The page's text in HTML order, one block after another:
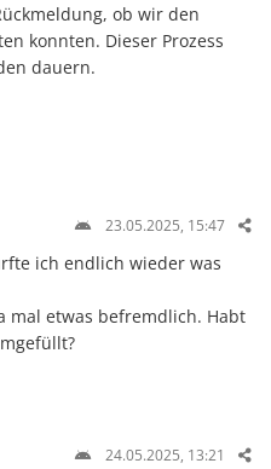
ob wir den
konnten. Dieser Prozess
dauern.
23.05.2025, 15:47
ich endlich wieder was
mal etwas befremdlich. Habt
24.05.2025, 13:21